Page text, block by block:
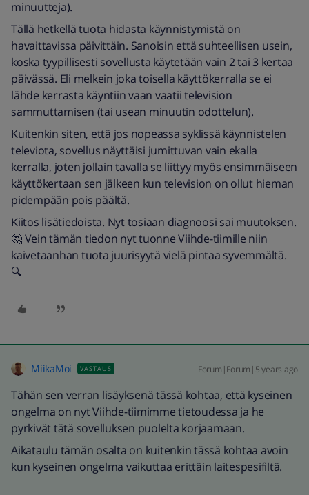
minuutteja).
Tällä hetkellä tuota hidasta käynnistymistä on
havaittavissa päivittäin. Sanoisin että suhteellisen usein,
koska tyypillisesti sovellusta käytetään vain 2 tai 3 kertaa
päivässä. Eli melkein joka toisella käyttökerralla se ei
lähde kerrasta käyntiin vaan vaatii television
sammuttamisen (tai usean minuutin odottelun).
Kuitenkin siten, että jos nopeassa syklissä käynnistelen
televiota, sovellus näyttäisi jumittuvan vain ekalla
kerralla, joten jollain tavalla se liittyy myös ensimmäiseen
käyttökertaan sen jälkeen kun television on ollut hieman
pidempään pois päältä.
Kiitos lisätiedoista. Nyt tosiaan diagnoosi sai muutoksen.
🤔 Vein tämän tiedon nyt tuonne Viihde-tiimille niin
kaivetaanhan tuota juurisyytä vielä pintaa syvemmältä.
🔍
MiikaMoi VASTAUS Forum|Forum|5 years ago
Tähän sen verran lisäyksenä tässä kohtaa, että kyseinen
ongelma on nyt Viihde-tiimimme tietoudessa ja he
pyrkivät tätä sovelluksen puolelta korjaamaan.
Aikataulu tämän osalta on kuitenkin tässä kohtaa avoin
kun kyseinen ongelma vaikuttaa erittäin laitespesifiltä.